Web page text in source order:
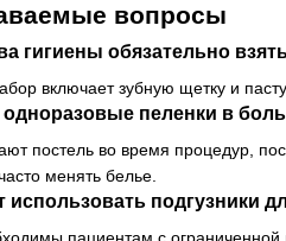
вопросы
гигиены обязательно
включает зубную щетку и
пеленки в
постель во время процедур,
менять белье.
использовать подгузники